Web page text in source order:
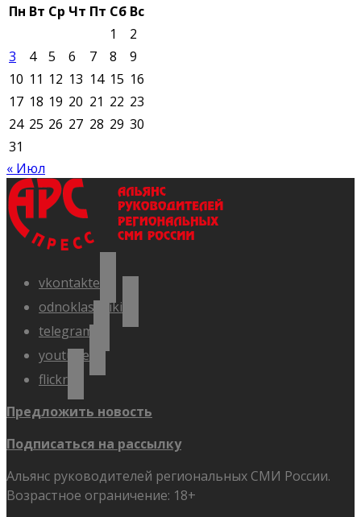
Пн Вт Ср Чт Пт Сб Вс
1
2
3
4 5 6 7 8
9
10 11 12 13 14 15 16
17 18 19 20 21 22 23
24 25 26 27 28 29 30
31
« Июл
vkontakte
odnoklassniki
telegram
youtube
flickr
Предложить новость
Подписаться на рассылку
Альянс руководителей региональных СМИ России.
Возрастное ограничение: 18+